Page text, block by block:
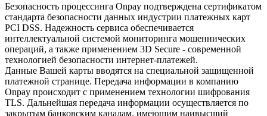
Безопасность процессинга Onpay подтверждена сертификатом
стандарта безопасности данных индустрии платежных карт
PCI DSS. Надежность сервиса обеспечивается
интеллектуальной системой мониторинга мошеннических
операций, а также применением 3D Secure - современной
технологией безопасности интернет-платежей.
Данные Вашей карты вводятся на специальной защищенной
платежной странице. Передача информации в компанию
Onpay происходит с применением технологии шифрования
TLS. Дальнейшая передача информации осуществляется по
закрытым банковским каналам, имеющим наивысший